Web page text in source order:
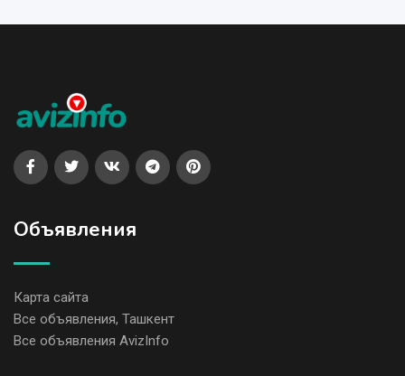
Объявления
Карта сайта
Все объявления, Ташкент
Все объявления AvizInfo